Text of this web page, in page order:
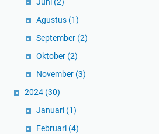
Agustus (1)
September (2)
Oktober (2)
November (3)
2024 (30)
Januari (1)
Februari (4)